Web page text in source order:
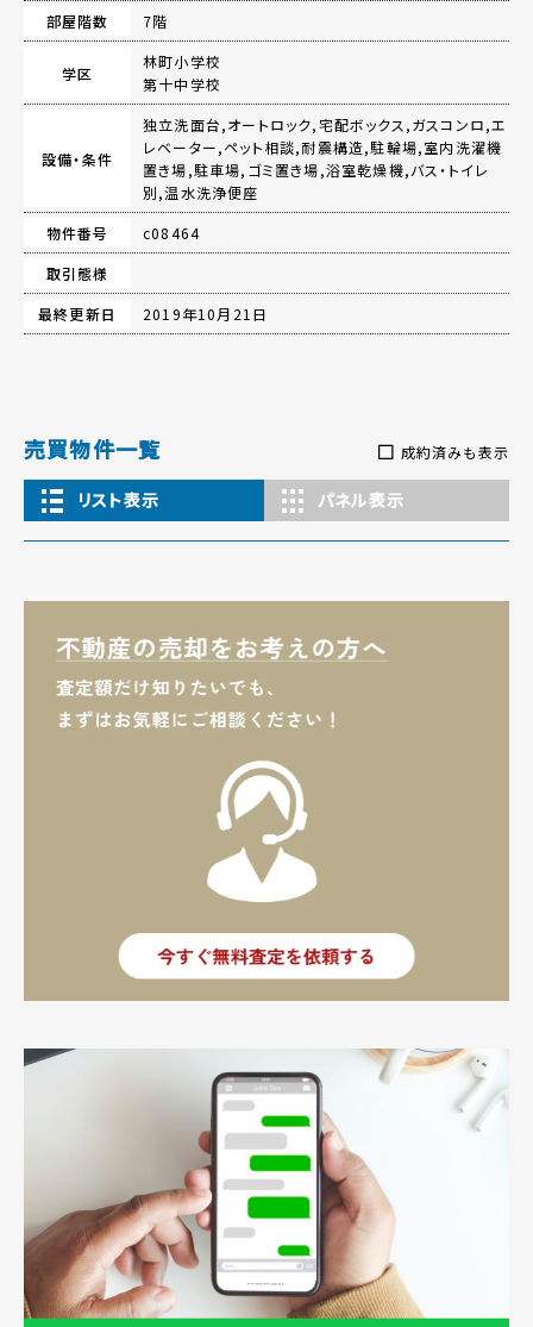
部屋階数
7階
学区
林町小学校
第十中学校
設備・条件
独立洗面台,オートロック,宅配ボックス,ガスコンロ,エ
レベーター,ペット相談,耐震構造,駐輪場,室内洗濯機
置き場,駐車場,ゴミ置き場,浴室乾燥機,バス・トイレ
別,温水洗浄便座
物件番号
c08464
取引態様
最終更新日
2019年10月21日
売買物件一覧 成約済みも表示
リスト表示 パネル表示